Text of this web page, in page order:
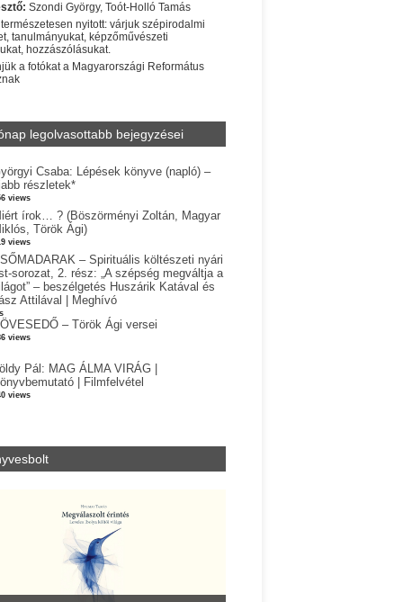
Szondi György, Toót-Holló Tamás
nyitott: várjuk szépirodalmi
tanulmányukat, képzőművészeti
hozzászólásukat.
a fotókat a Magyarországi Református
legolvasottabb bejegyzései
Csaba: Lépések könyve (napló) –
részletek*
views
írok… ? (Böszörményi Zoltán, Magyar
Török Ági)
views
– Spirituális költészeti nyári
sorozat, 2. rész: „A szépség megváltja a
– beszélgetés Huszárik Katával és
Attilával | Meghívó
– Török Ági versei
views
Pál: MAG ÁLMA VIRÁG |
| Filmfelvétel
views